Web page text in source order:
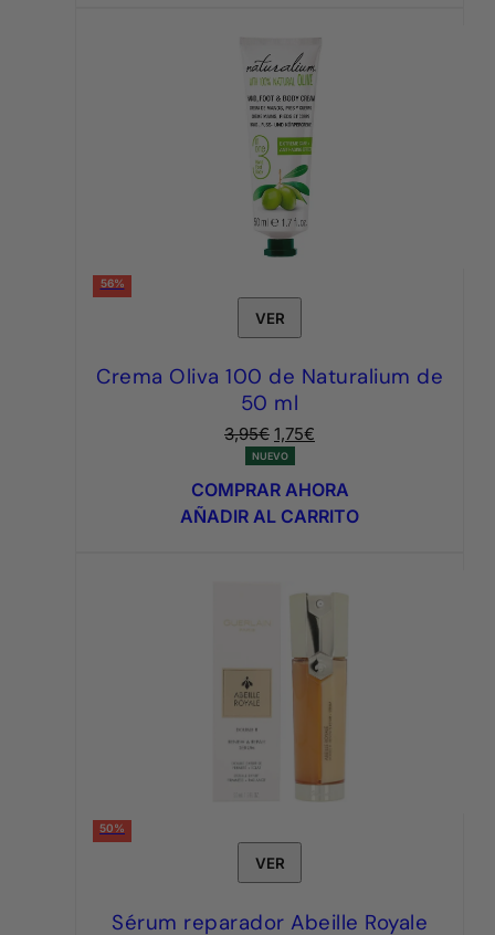
56%
VER
Crema Oliva 100 de Naturalium de
50 ml
3,95€ El
precio
original
era:
1,75€
actual
es:
NUEVO
COMPRAR AHORA
AÑADIR AL CARRITO
50%
VER
Sérum reparador Abeille Royale